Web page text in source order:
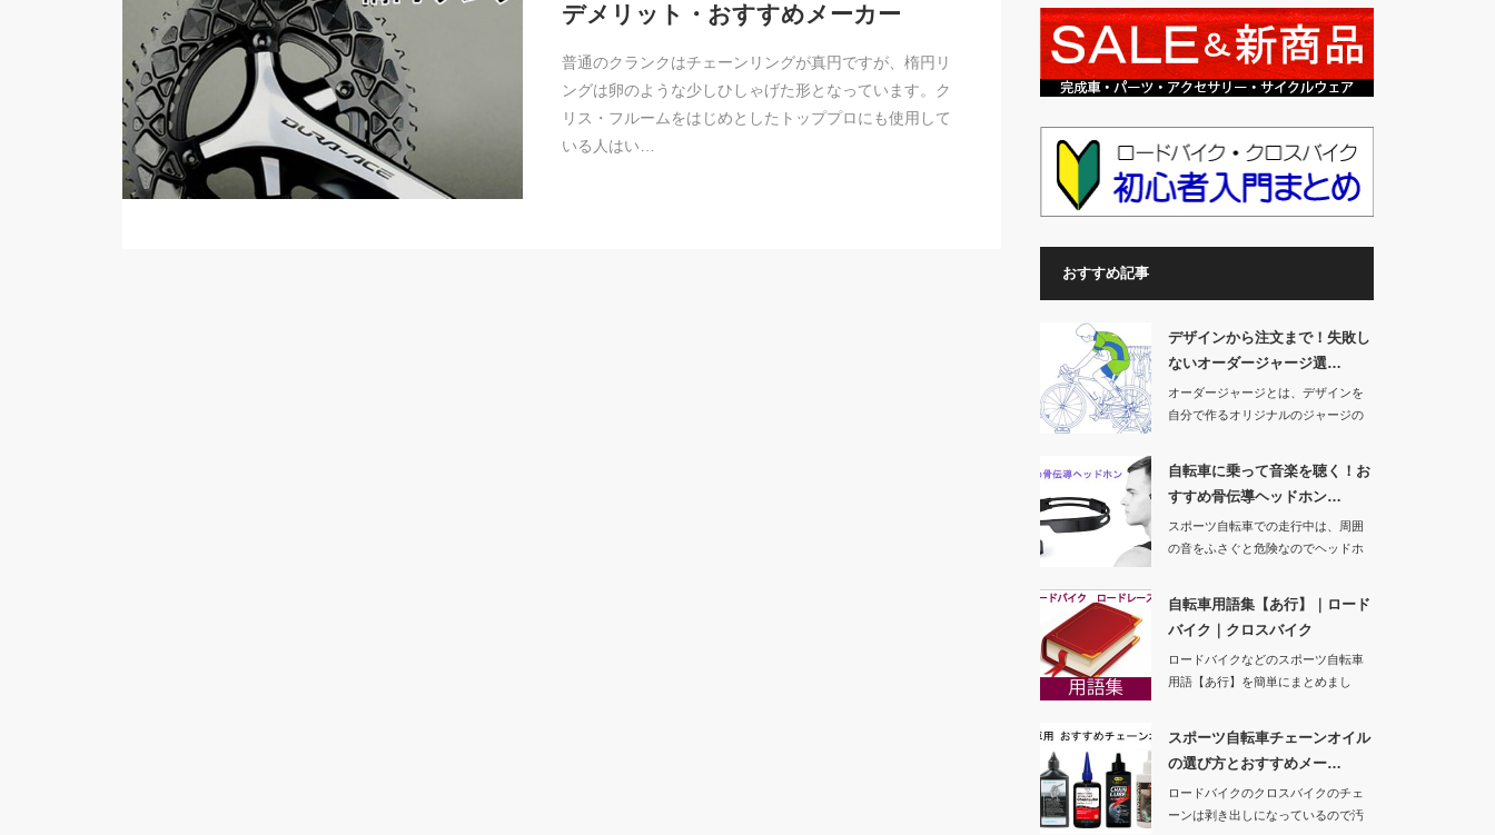
デメリット・おすすめメーカー
普通のクランクはチェーンリングが真円ですが、楕円リ
ングは卵のような少しひしゃげた形となっています。ク
リス・フルームをはじめとしたトッププロにも使用して
いる人はい…
おすすめ記事
デザインから注文まで！失敗し
ないオーダージャージ選…
オーダージャージとは、デザインを
自分で作るオリジナルのジャージの
自転車に乗って音楽を聴く！お
すすめ骨伝導ヘッドホン…
スポーツ自転車での走行中は、周囲
の音をふさぐと危険なのでヘッドホ
自転車用語集【あ行】｜ロード
バイク｜クロスバイク
ロードバイクなどのスポーツ自転車
用語【あ行】を簡単にまとめまし
スポーツ自転車チェーンオイル
の選び方とおすすめメー…
ロードバイクのクロスバイクのチェ
ーンは剥き出しになっているので汚